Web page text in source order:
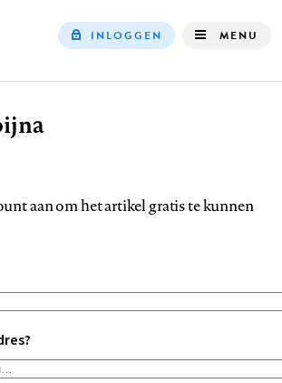
INLOGGEN MENU
aan om het artikel gratis te kunnen